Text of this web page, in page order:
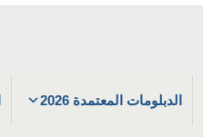
الدبلومات المعتمدة 2026